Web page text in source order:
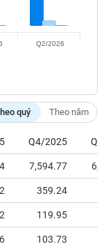
Q2/2026
quý Theo năm
Q4/2025
7,594.77
359.24
119.95
103.73